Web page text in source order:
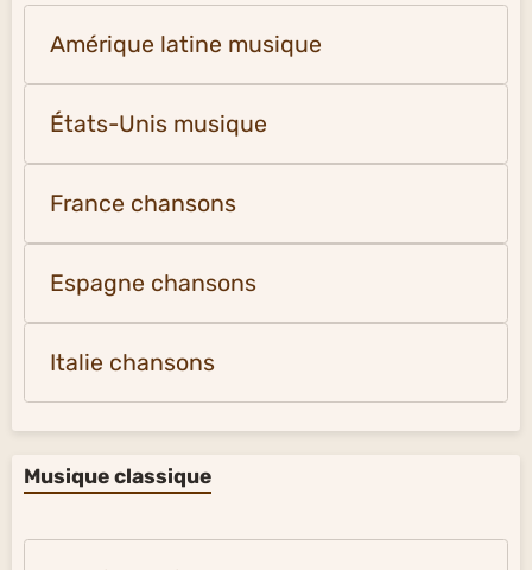
Amérique latine musique
États-Unis musique
France chansons
Espagne chansons
Italie chansons
Musique classique